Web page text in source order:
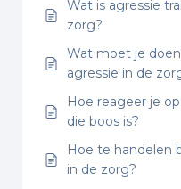
Wat is agressie
zorg?
Wat moet je
agressie in de
Hoe reageer je
die boos is?
Hoe te handelen
in de zorg?